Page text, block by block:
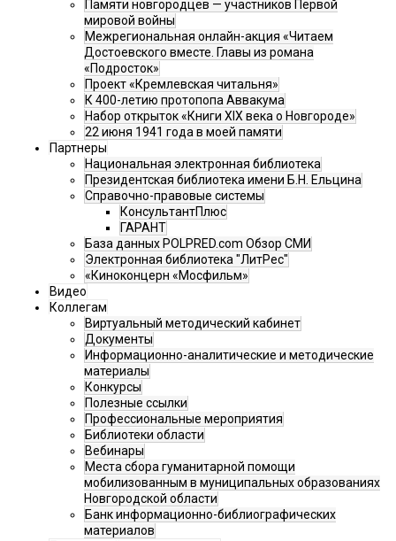
Памяти новгородцев — участников Первой
мировой войны
Межрегиональная онлайн-акция «Читаем
Достоевского вместе. Главы из романа
«Подросток»
Проект «Кремлевская читальня»
К 400-летию протопопа Аввакума
Набор открыток «Книги XIX века о Новгороде»
22 июня 1941 года в моей памяти
Партнеры
Национальная электронная библиотека
Президентская библиотека имени Б.Н. Ельцина
Справочно-правовые системы
КонсультантПлюс
ГАРАНТ
База данных POLPRED.com Обзор СМИ
Электронная библиотека "ЛитРес"
«Киноконцерн «Мосфильм»
Видео
Коллегам
Виртуальный методический кабинет
Документы
Информационно-аналитические и методические
материалы
Конкурсы
Полезные ссылки
Профессиональные мероприятия
Библиотеки области
Вебинары
Места сбора гуманитарной помощи
мобилизованным в муниципальных образованиях
Новгородской области
Банк информационно-библиографических
материалов